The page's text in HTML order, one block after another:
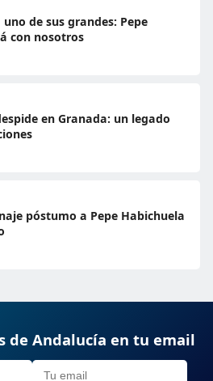
de sus grandes: Pepe
con nosotros
en Granada: un legado
póstumo a Pepe Habichuela
de Andalucía en tu email